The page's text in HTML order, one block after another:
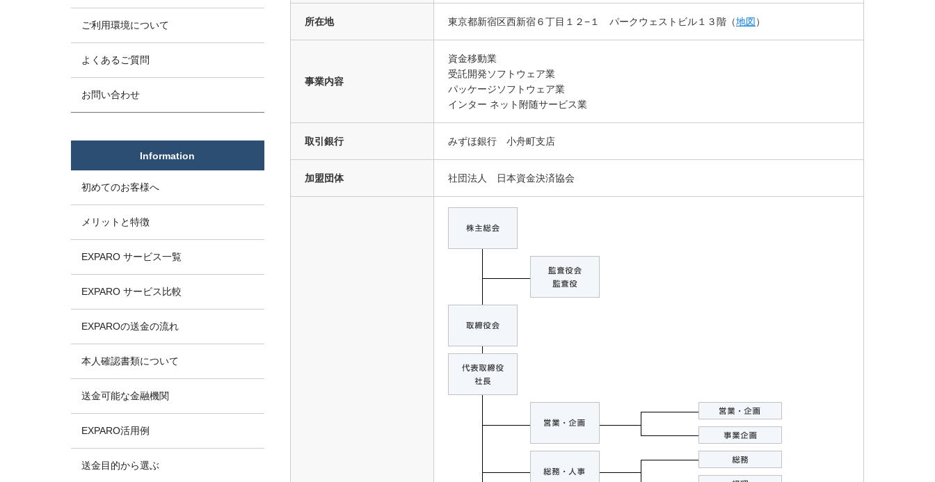
所在地 東京都新宿区西新宿６丁目１２−１ パークウェストビル１３階（地図 ）
事業内容
資金移動業
受託開発ソフトウェア業
パッケージソフトウェア業
インター ネット附随サービス業
取引銀行 みずほ銀行 小舟町支店
加盟団体 社団法人 日本資金決済協会
ご利用環境について
よくあるご質問
お問い合わせ
Information
初めてのお客様へ
メリットと特徴
EXPARO サービス一覧
EXPARO サービス比較
EXPAROの送金の流れ
本人確認書類について
送金可能な金融機関
EXPARO活用例
送金目的から選ぶ